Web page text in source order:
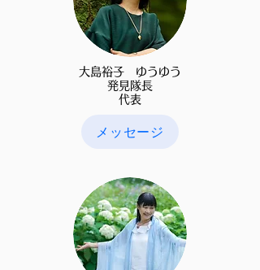
大島裕子 ゆうゆう
発見隊長
​代表
メッセージ